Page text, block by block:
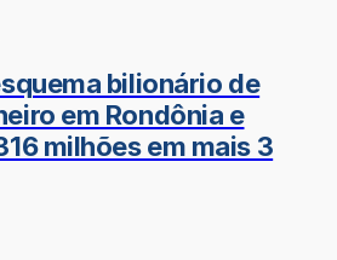
bilionário de
em Rondônia e
milhões em mais 3